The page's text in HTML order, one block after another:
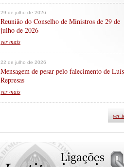
29 de julho de 2026
Reunião do Conselho de Ministros de 29 de
julho de 2026
ver mais
22 de julho de 2026
Mensagem de pesar pelo falecimento de Luís
Represas
ver mais
ver